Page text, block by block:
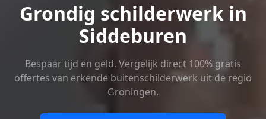
Grondig schilderwerk in
Siddeburen
Bespaar tijd en geld. Vergelijk direct 100% gratis
offertes van erkende buitenschilderwerk uit de regio
Groningen.